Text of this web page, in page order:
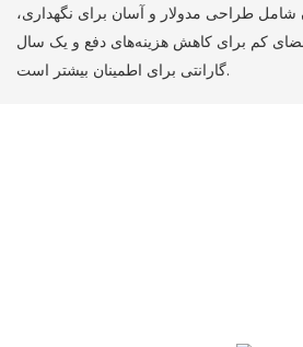
شامل طراحی مدولار و آسان برای نگهداری،
کم برای کاهش هزینه‌های دفع و یک سال
گارانتی برای اطمینان بیشتر است.